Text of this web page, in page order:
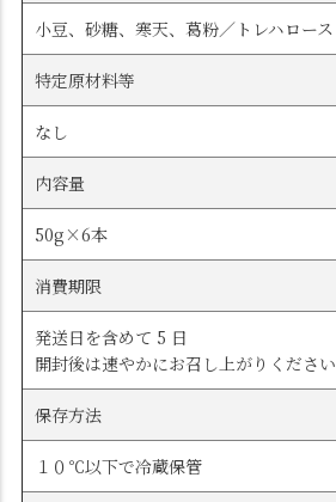
小豆、砂糖、寒天、葛粉／トレハロース
特定原材料等
なし
内容量
50g×6本
消費期限
発送日を含めて 5 日
開封後は速やかにお召し上がりください
保存方法
１０℃以下で冷蔵保管